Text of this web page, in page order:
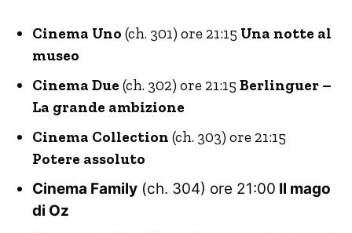
Cinema Uno (ch. 301) ore 21:15 Una notte al
museo
Cinema Due (ch. 302) ore 21:15 Berlinguer –
La grande ambizione
Cinema Collection (ch. 303) ore 21:15
Potere assoluto
Cinema Family (ch. 304) ore 21:00 Il mago
di Oz